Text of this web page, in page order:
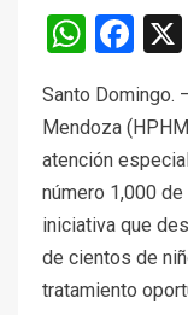
Santo Domingo.
Mendoza
atención
número 1,000
iniciativa que
de cientos de
tratamiento